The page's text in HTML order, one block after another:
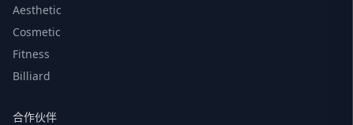
Aesthetic
Cosmetic
Fitness
Billiard
合作伙伴